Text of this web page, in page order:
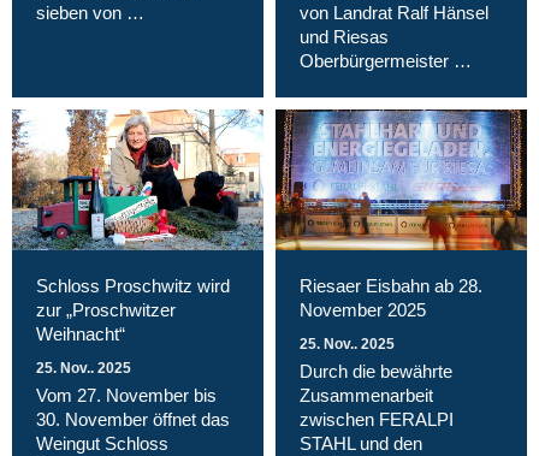
sieben von …
von Landrat Ralf Hänsel
und Riesas
Oberbürgermeister …
Schloss Proschwitz wird
zur „Proschwitzer
Weihnacht“
25. Nov.. 2025
Vom 27. November bis
30. November öffnet das
Weingut Schloss
Riesaer Eisbahn ab 28.
November 2025
25. Nov.. 2025
Durch die bewährte
Zusammenarbeit
zwischen FERALPI
STAHL und den